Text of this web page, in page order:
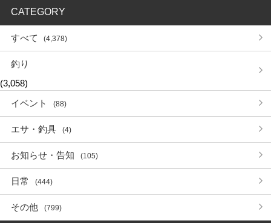
CATEGORY
すべて (4,378)
釣り
(3,058)
イベント
(88)
エサ・釣具 (4)
お知らせ・告知 (105)
日常 (444)
その他 (799)